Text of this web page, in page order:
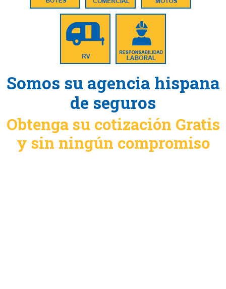
Somos su agencia hispana
de seguros
Obtenga su cotización Gratis
y sin ningún compromiso